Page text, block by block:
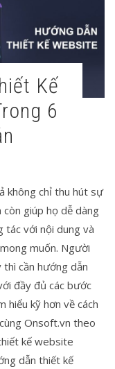
6
không chỉ thu hút sự
giúp họ dễ dàng
với nội dung và
muốn. Người
cần hướng dẫn
đầy đủ các bước
hiểu kỹ hơn về cách
Onsoft.vn theo
kế website
dẫn thiết kế